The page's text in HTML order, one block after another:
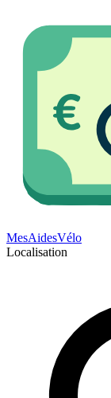
MesAidesVélo
Localisation